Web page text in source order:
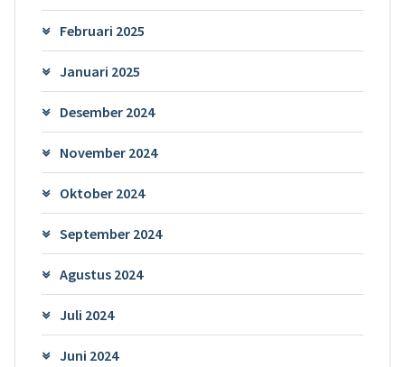
Februari 2025
Januari 2025
Desember 2024
November 2024
Oktober 2024
September 2024
Agustus 2024
Juli 2024
Juni 2024